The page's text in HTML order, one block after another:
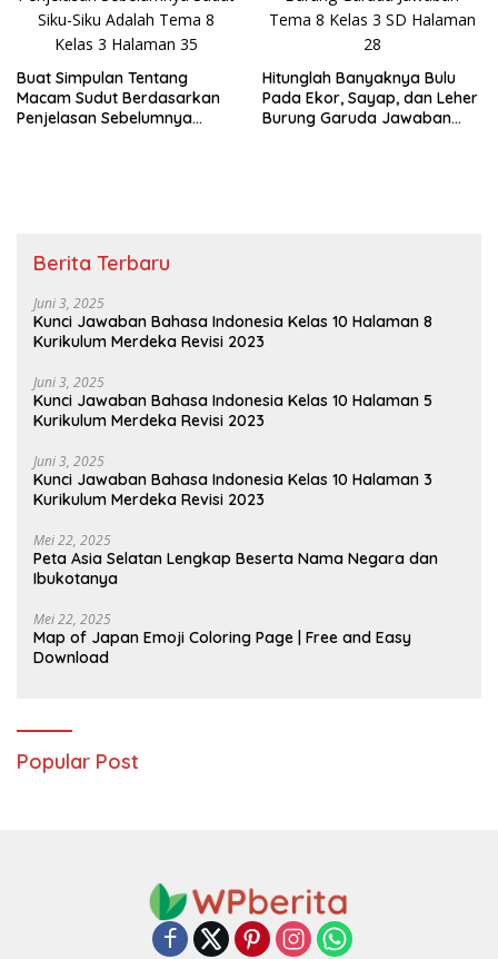
Buat Simpulan Tentang
Macam Sudut Berdasarkan
Penjelasan Sebelumnya
Hitunglah Banyaknya Bulu
Pada Ekor, Sayap, dan Leher
Burung Garuda Jawaban
Berita Terbaru
Juni 3, 2025
Kunci Jawaban Bahasa Indonesia Kelas 10 Halaman 8
Kurikulum Merdeka Revisi 2023
Juni 3, 2025
Kunci Jawaban Bahasa Indonesia Kelas 10 Halaman 5
Kurikulum Merdeka Revisi 2023
Juni 3, 2025
Kunci Jawaban Bahasa Indonesia Kelas 10 Halaman 3
Kurikulum Merdeka Revisi 2023
Mei 22, 2025
Peta Asia Selatan Lengkap Beserta Nama Negara dan
Ibukotanya
Mei 22, 2025
Map of Japan Emoji Coloring Page | Free and Easy
Download
Popular Post